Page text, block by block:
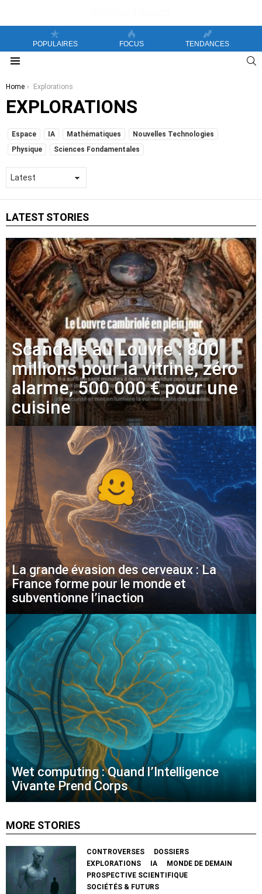
POPULAIRES FOCUS TENDANCES
You are here:
Home Explorations
EXPLORATIONS
SUBTERMS
Espace IA Mathématiques
Nouvelles Technologies
Physique
Sciences Fondamentales
LATEST STORIES
Scandale au Louvre : 800
millions pour la vitrine, zéro
alarme, 500 000 € pour une
cuisine
La grande évasion des cerveaux : La
France forme pour le monde et
subventionne l’inaction
Wet computing : Quand l’Intelligence
Vivante Prend Corps
MORE STORIES
CONTROVERSES
DOSSIERS
EXPLORATIONS
IA
MONDE DE DEMAIN
PROSPECTIVE SCIENTIFIQUE
SOCIÉTÉS & FUTURS